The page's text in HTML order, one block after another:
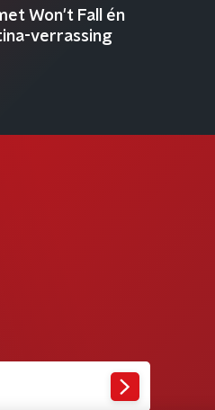
Won't Fall én
verrassing